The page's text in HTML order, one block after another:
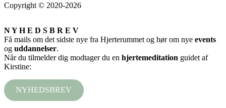
Copyright © 2020-2026
N Y H E D S B R E V
Få mails om det sidste nye fra Hjerterummet og hør om nye events
og uddannelser.
Når du tilmelder dig modtager du en hjertemeditation guidet af
Kirstine:
NYHEDSBREV